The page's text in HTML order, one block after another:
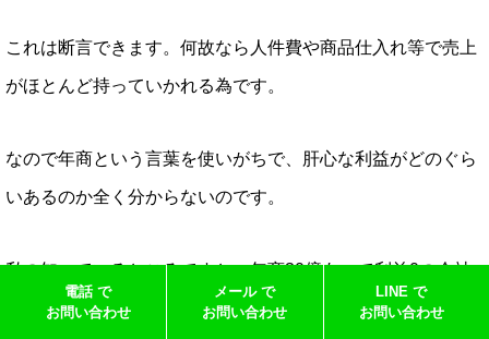
これは断言できます。何故なら人件費や商品仕入れ等で売上
がほとんど持っていかれる為です。
なので年商という言葉を使いがちで、肝心な利益がどのぐら
いあるのか全く分からないのです。
私の知っているところですと、年商30億あって利益0の会社
を知っています。
電話 で
お問い合わせ
メール で
お問い合わせ
LINE で
お問い合わせ